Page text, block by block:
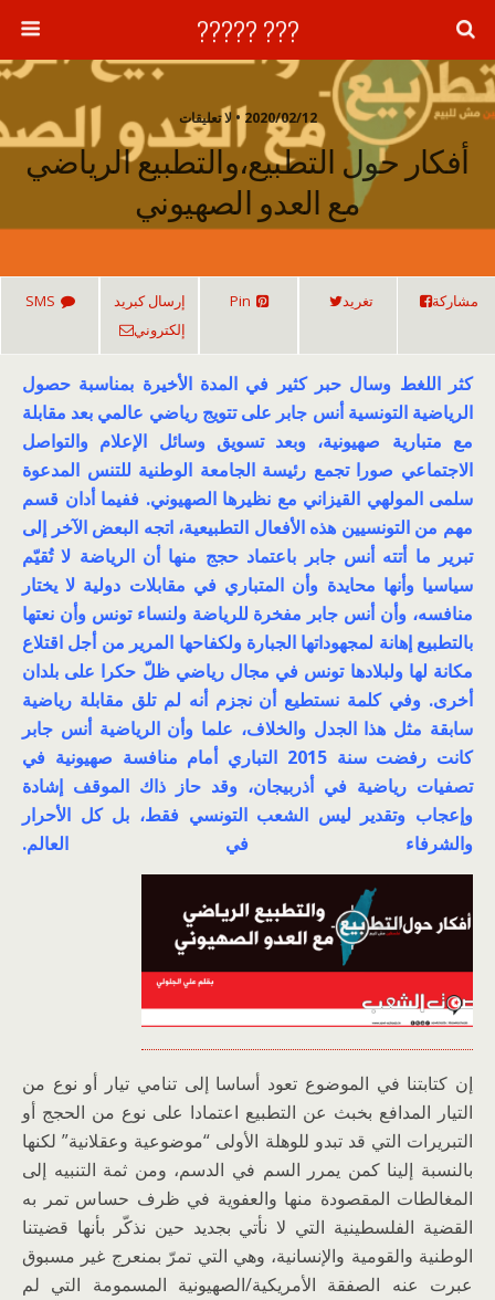
??? ?????
2020/02/12 • لا تعليقات
أفكار حول التطبيع،والتطبيع الرياضي
مع العدو الصهيوني
مشاركة تغريد Pin
إرسال كبريد
إلكتروني
SMS
كثر اللغط وسال حبر كثير في المدة الأخيرة بمناسبة حصول
الرياضية التونسية أنس جابر على تتويج رياضي عالمي بعد مقابلة
مع متبارية صهيونية، وبعد تسويق وسائل الإعلام والتواصل
الاجتماعي صورا تجمع رئيسة الجامعة الوطنية للتنس المدعوة
سلمى المولهي القيزاني مع نظيرها الصهيوني. ففيما أدان قسم
مهم من التونسيين هذه الأفعال التطبيعية، اتجه البعض الآخر إلى
تبرير ما أتته أنس جابر باعتماد حجج منها أن الرياضة لا تُقيّم
سياسيا وأنها محايدة وأن المتباري في مقابلات دولية لا يختار
منافسه، وأن أنس جابر مفخرة للرياضة ولنساء تونس وأن نعتها
بالتطبيع إهانة لمجهوداتها الجبارة ولكفاحها المرير من أجل اقتلاع
مكانة لها ولبلادها تونس في مجال رياضي ظلّ حكرا على بلدان
أخرى. وفي كلمة نستطيع أن نجزم أنه لم تلق مقابلة رياضية
سابقة مثل هذا الجدل والخلاف، علما وأن الرياضية أنس جابر
كانت رفضت سنة 2015 التباري أمام منافسة صهيونية في
تصفيات رياضية في أذربيجان، وقد حاز ذاك الموقف إشادة
وإعجاب وتقدير ليس الشعب التونسي فقط، بل كل الأحرار
والشرفاء في العالم.
إن كتابتنا في الموضوع تعود أساسا إلى تنامي تيار أو نوع من
التيار المدافع بخبث عن التطبيع اعتمادا على نوع من الحجج أو
التبريرات التي قد تبدو للوهلة الأولى “موضوعية وعقلانية” لكنها
بالنسبة إلينا كمن يمرر السم في الدسم، ومن ثمة التنبيه إلى
المغالطات المقصودة منها والعفوية في ظرف حساس تمر به
القضية الفلسطينية التي لا نأتي بجديد حين نذكّر بأنها قضيتنا
الوطنية والقومية والإنسانية، وهي التي تمرّ بمنعرج غير مسبوق
عبرت عنه الصفقة الأمريكية/الصهيونية المسمومة التي لم